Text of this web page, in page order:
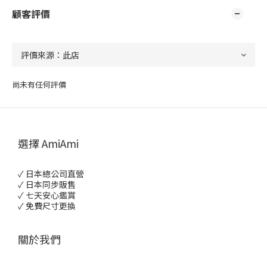
顧客評價
尚未有任何評價
選擇 AmiAmi
✓ 日本總公司直營
✓ 日本同步販售
✓ 七天安心鑑賞
✓ 免費尺寸更換
關於我們